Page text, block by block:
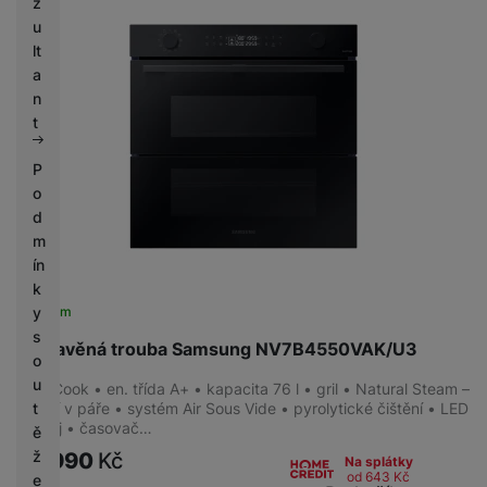
u
lt
a
n
t
P
o
d
m
ín
k
y
s
o
u
t
ě
ž
e
Vestavěná trouba Samsung NV7B4550VAK/U3
Skladem
Dual Cook • en. třída A+ • kapacita 76 l • gril • Natural Steam –
vaření v páře • systém Air Sous Vide • pyrolytické čištění • LED
displej • časovač…
24 990 Kč
Na splátky
od 643 Kč